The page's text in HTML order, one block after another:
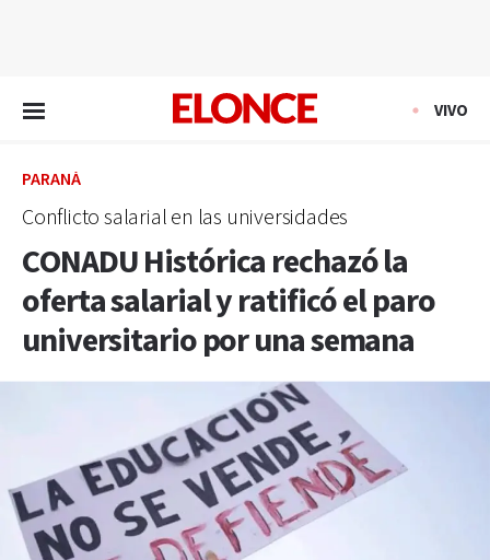
VIVO
PARANÁ
Conflicto salarial en las universidades
CONADU Histórica rechazó la
oferta salarial y ratificó el paro
universitario por una semana